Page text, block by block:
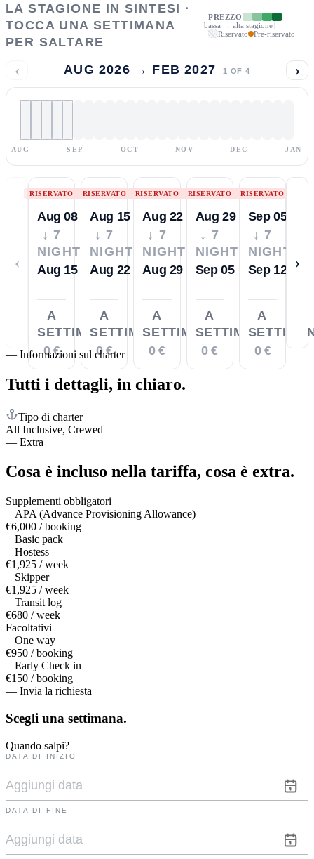
LA STAGIONE IN SINTESI ·
TOCCA UNA SETTIMANA
PER SALTARE
PREZZO
bassa → alta stagione
Riservato
Pre-riservato
‹ AUG 2026 → FEB 2027 1 OF 4 ›
AUG SEP OCT NOV DEC JAN
‹
RISERVATO
Aug 08
↓ 7
NIGHTS
Aug 15
A
SETTIMANA
0 €
RISERVATO
Aug 15
↓ 7
NIGHTS
Aug 22
A
SETTIMANA
0 €
RISERVATO
Aug 22
↓ 7
NIGHTS
Aug 29
A
SETTIMANA
0 €
RISERVATO
Aug 29
↓ 7
NIGHTS
Sep 05
A
SETTIMANA
0 €
RISERVATO
Sep 05
↓ 7
NIGHTS
Sep 12
A
0 €
›
— Informazioni sul charter
Tutti i dettagli, in chiaro.
Tipo di charter
All Inclusive, Crewed
— Extra
Cosa è incluso nella tariffa, cosa è extra.
Supplementi obbligatori
APA (Advance Provisioning Allowance)
€6,000 / booking
Basic pack
Hostess
€1,925 / week
Skipper
€1,925 / week
Transit log
€680 / week
Facoltativi
One way
€950 / booking
Early Check in
€150 / booking
— Invia la richiesta
Scegli una settimana.
Quando salpi?
DATA DI INIZIO
DATA DI FINE